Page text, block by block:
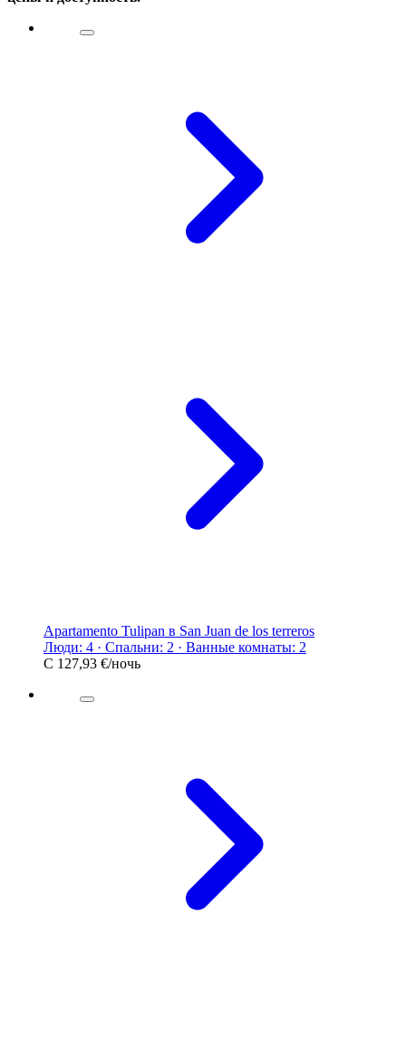
Apartamento Tulipan в San Juan de los terreros
Люди: 4 · Спальни: 2 · Ванные комнаты: 2
С 127,93 €/ночь